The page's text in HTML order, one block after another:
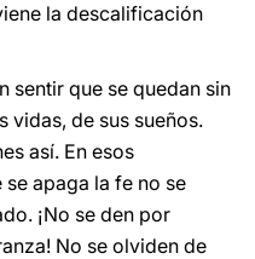
la descalificación
sentir que se quedan sin
vidas, de sus sueños.
así. En esos
apaga la fe no se
¡No se den por
No se olviden de